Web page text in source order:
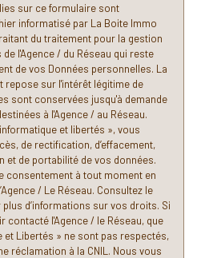
18,69 %
25 ans
31,21 %
41,95 %
ans
26,83 %
famille
44,37 %
24,63 %
75,37 %
sur ce formulaire sont
informatisé par La Boite Immo
du traitement pour la gestion
l'Agence / du Réseau qui reste
de vos Données personnelles. La
repose sur l'intérêt légitime de
sont conservées jusqu'à demande
à l'Agence / au Réseau.
et libertés », vous
de rectification, d’effacement,
et de portabilité de vos données.
consentement à tout moment en
/ Le Réseau. Consultez le
plus d’informations sur vos droits. Si
contacté l'Agence / le Réseau, que
Libertés » ne sont pas respectés,
réclamation à la CNIL. Nous vous